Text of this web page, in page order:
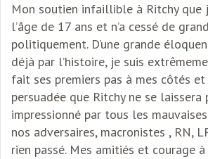
Mon soutien infaillible à Ritchy que
l’âge de 17 ans et n’a cessé de
politiquement. D’une grande
déjà par l’histoire, je suis
fait ses premiers pas à mes côtés et
persuadée que Ritchy ne se laissera
impressionné par tous les
nos adversaires, macronistes , RN,
rien passé. Mes amitiés et courage